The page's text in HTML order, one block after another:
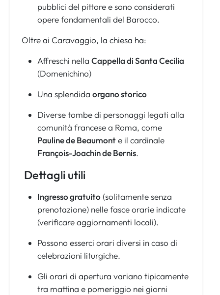
pubblici del pittore e sono considerati
opere fondamentali del Barocco.
Oltre ai Caravaggio, la chiesa ha:
Affreschi nella Cappella di Santa Cecilia
(Domenichino)
Una splendida organo storico
Diverse tombe di personaggi legati alla
comunità francese a Roma, come
Pauline de Beaumonte il cardinale
François-Joachin de Bernis.
Dettagli utili
Ingresso gratuito (solitamente senza
prenotazione) nelle fasce orarie indicate
(verificare aggiornamenti locali).
Possono esserci orari diversi in caso di
celebrazioni liturgiche.
Gli orari di apertura variano tipicamente
tra mattina e pomeriggio nei giorni